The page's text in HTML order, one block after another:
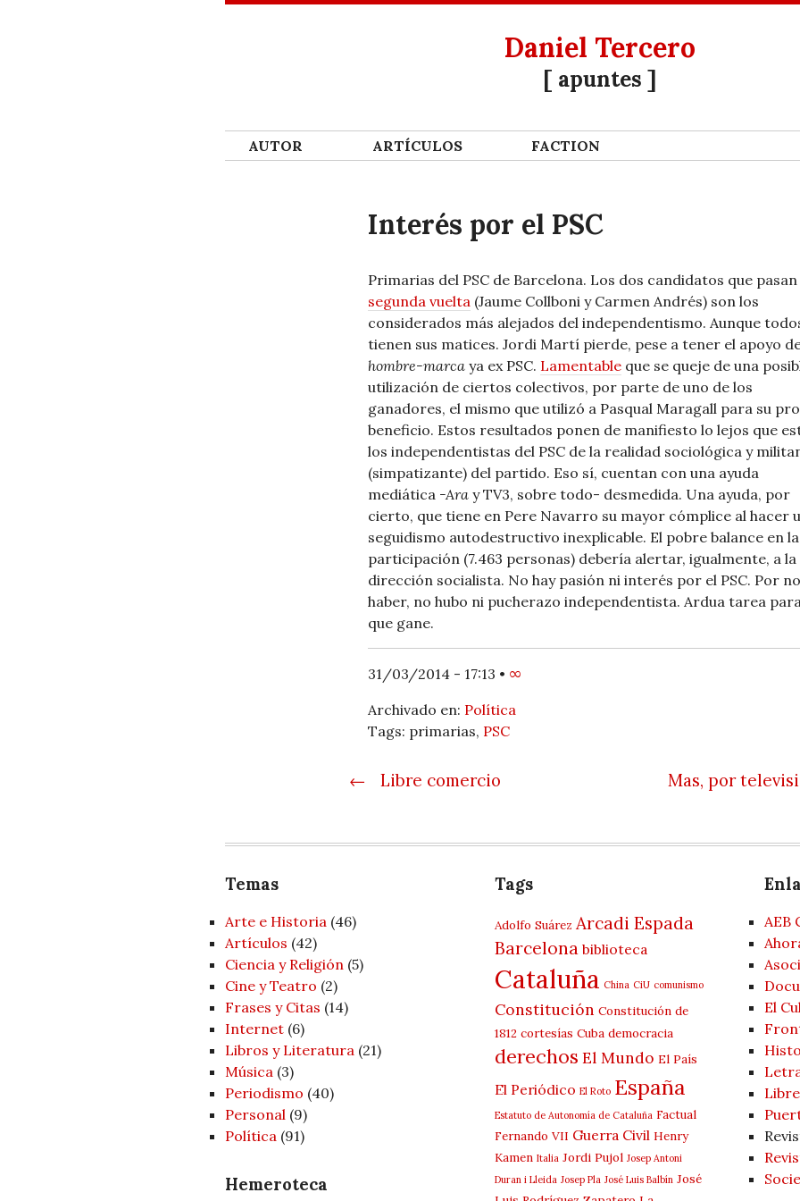
Daniel Tercero
[ apuntes ]
SKIP TO CONTENT
AUTOR ARTÍ­CULOS FACTION
Interés por el PSC
Primarias del PSC de Barcelona. Los dos candidatos que pasan
segunda vuelta (Jaume Collboni y Carmen Andrés) son los
considerados más alejados del independentismo. Aunque
tienen sus matices. Jordi Martí pierde, pese a tener el apoyo
hombre-marca ya ex PSC. Lamentable que se queje de una
utilización de ciertos colectivos, por parte de uno de los
ganadores, el mismo que utilizó a Pasqual Maragall para su
beneficio. Estos resultados ponen de manifiesto lo lejos que
los independentistas del PSC de la realidad sociológica y
(simpatizante) del partido. Eso sí, cuentan con una ayuda
mediática -Ara y TV3, sobre todo- desmedida. Una ayuda, por
cierto, que tiene en Pere Navarro su mayor cómplice al hacer
seguidismo autodestructivo inexplicable. El pobre balance en la
participación (7.463 personas) debería alertar, igualmente, a la
dirección socialista. No hay pasión ni interés por el PSC. Por no
haber, no hubo ni pucherazo independentista. Ardua tarea
que gane.
31/03/2014 - 17:13 • ∞
Archivado en: Política
Tags: primarias, PSC
Post navigation
← Libre comercio Mas, por
Temas
Arte e Historia (46)
Artí­culos (42)
Ciencia y Religión (5)
Cine y Teatro (2)
Frases y Citas (14)
Internet (6)
Libros y Literatura (21)
Música (3)
Periodismo (40)
Personal (9)
Política (91)
Hemeroteca
Tags
Adolfo Suárez Arcadi Espada
Barcelona biblioteca
Cataluña China CiU comunismo
Constitución Constitución de
1812 cortesías Cuba democracia
derechos El Mundo El País
El Periódico El Roto España
Estatuto de Autonomía de Cataluña Factual
Fernando VII Guerra Civil Henry
Kamen Italia Jordi Pujol Josep Antoni
Duran i Lleida Josep Pla José Luis Balbín José
AEB
El